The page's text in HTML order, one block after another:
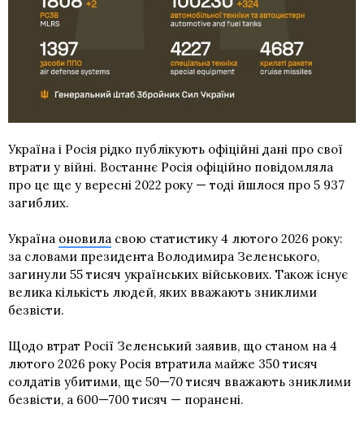
Україна і Росія рідко публікують офіційні дані про свої
втрати у війні. Востаннє Росія офіційно повідомляла
про це ще у вересні 2022 року — тоді йшлося про 5 937
загиблих.
Україна оновила свою статистику 4 лютого 2026 року:
за словами президента Володимира Зеленського,
загинули 55 тисяч українських військових. Також існує
велика кількість людей, яких вважають зниклими
безвісти.
Щодо втрат Росії Зеленський заявив, що станом на 4
лютого 2026 року Росія втратила майже 350 тисяч
солдатів убитими, ще 50—70 тисяч вважають зниклими
безвісти, а 600—700 тисяч — поранені.